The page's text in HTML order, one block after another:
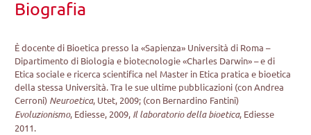
Biografia
È docente di Bioetica presso la «Sapienza» Università di Roma –
Dipartimento di Biologia e biotecnologie «Charles Darwin» – e di
Etica sociale e ricerca scientifica nel Master in Etica pratica e bioetica
della stessa Università. Tra le sue ultime pubblicazioni (con Andrea
Cerroni) Neuroetica, Utet, 2009; (con Bernardino Fantini)
Evoluzionismo, Ediesse, 2009, Il laboratorio della bioetica, Ediesse
2011.